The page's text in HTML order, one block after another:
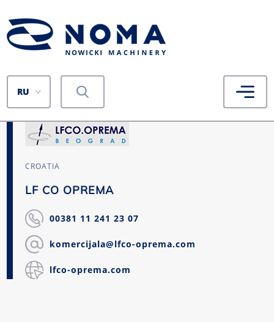
RU
CROATIA
LF CO OPREMA
00381 11 241 23 07
komercijala@lfco-oprema.com
lfco-oprema.com